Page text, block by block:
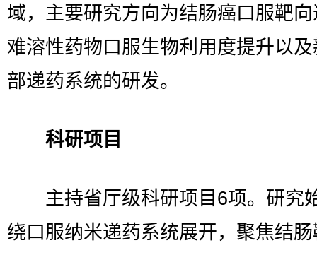
域，主要研究方向为结肠癌口服靶
难溶性药物口服生物利用度提升以
部递药系统的研发。
科研项目
主持省厅级科研项目6项。研究
绕口服纳米递药系统展开，聚焦结